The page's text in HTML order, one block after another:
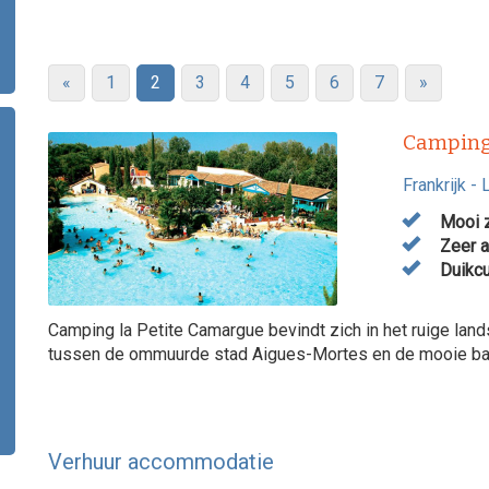
« 1 2 3 4 5 6 7 »
Frankrijk -
Mooi
Zeer
Camping la Petite Camargue bevindt zich in het ruige
tussen de ommuurde stad Aigues-Mortes en de mooie
Verhuur accommodatie